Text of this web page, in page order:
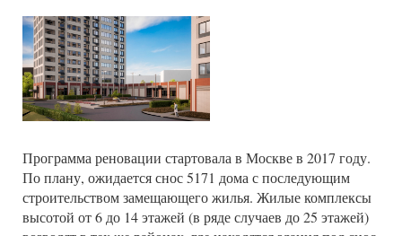
Программа реновации стартовала в Москве в 2017 году.
По плану, ожидается снос 5171 дома с последующим
строительством замещающего жилья. Жилые комплексы
высотой от 6 до 14 этажей (в ряде случаев до 25 этажей)